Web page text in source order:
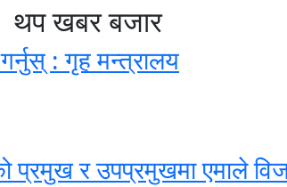
थप खबर बजार
: गृह मन्त्रालय
प्रमुख र उपप्रमुखमा एमाले